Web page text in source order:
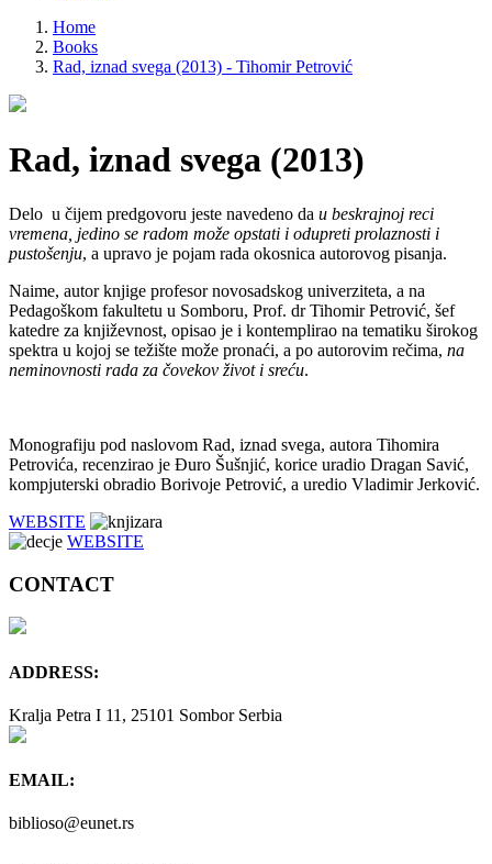
Home
Books
Rad, iznad svega (2013) - Tihomir Petrović
Rad, iznad svega (2013)
Delo u čijem predgovoru jeste navedeno da u beskrajnoj reci
vremena, jedino se radom može opstati i odupreti prolaznosti i
pustošenju, a upravo je pojam rada okosnica autorovog pisanja.
Naime, autor knjige profesor novosadskog univerziteta, a na
Pedagoškom fakultetu u Somboru, Prof. dr Tihomir Petrović, šef
katedre za književnost, opisao je i kontemplirao na tematiku širokog
spektra u kojoj se težište može pronaći, a po autorovim rečima, na
neminovnosti rada za čovekov život i sreću.
Monografiju pod naslovom Rad, iznad svega, autora Tihomira
Petrovića, recenzirao je Đuro Šušnjić, korice uradio Dragan Savić,
kompjuterski obradio Borivoje Petrović, a uredio Vladimir Jerković.
WEBSITE
WEBSITE
CONTACT
ADDRESS:
Kralja Petra I 11, 25101 Sombor Serbia
EMAIL:
biblioso@eunet.rs